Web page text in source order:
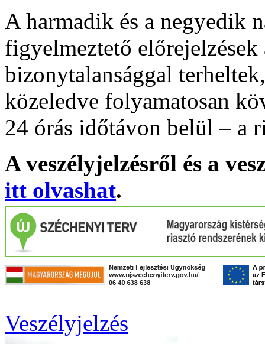
A harmadik és a negyedik
figyelmeztető
bizonytalansággal
közeledve folyamatosan
24 órás időtávon belül – a
A veszélyjelzésről és a
itt olvashat.
Veszélyjelzés